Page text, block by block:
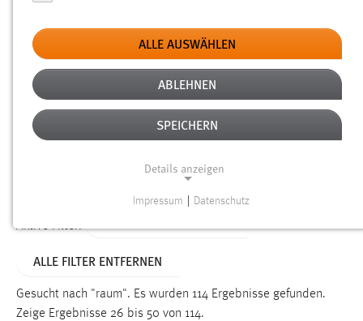
Typ
Erstellungsdatum
Alter
Aktive Filter:
ALLE FILTER ENTFERNEN
Gesucht nach "raum". Es wurden 114 Ergebnisse gefunden.
Zeige Ergebnisse 26 bis 50 von 114.
ALLE AUSWÄHLEN
ABLEHNEN
SPEICHERN
Details anzeigen
Funktionen und sind für die einwandfreie Funktion der
Impressum Datenschutz